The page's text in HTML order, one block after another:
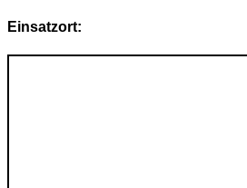
Einsatzort: